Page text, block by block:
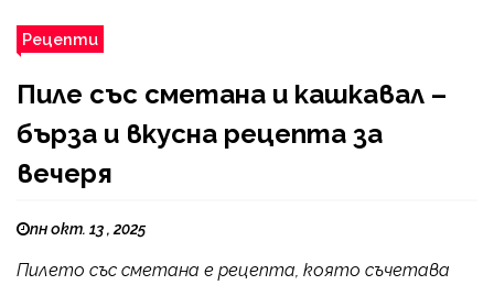
Рецепти
Пиле със сметана и кашкавал –
бърза и вкусна рецепта за
вечеря
пн окт. 13 , 2025
Пилето със сметана е рецепта, която съчетава